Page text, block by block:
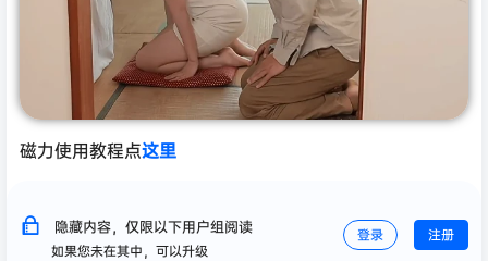
磁力使用教程点这里
隐藏内容，仅限以下用户组阅读
如果您未在其中，可以升级
登录 注册